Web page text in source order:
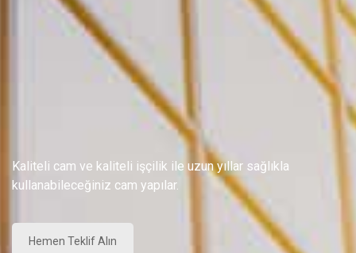
Kaliteli cam ve kaliteli işçilik ile uzun yıllar sağlıkla
kullanabileceğiniz cam yapılar.
Hemen Teklif Alın